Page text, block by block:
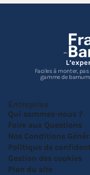
Faciles à monter,
gamme de
Entreprise
Qui sommes-nous ?
Foire aux Questions
Nos Conditions
Politique de
Gestion des cookies
Plan du site